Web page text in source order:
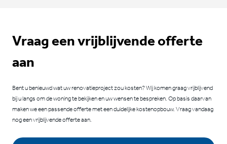
Vraag een vrijblijvende offerte
aan
Bent u benieuwd wat uw renovatieproject zou kosten? Wij komen graag vrijblijvend
bij u langs om de woning te bekijken en uw wensen te bespreken. Op basis daarvan
maken we een passende offerte met een duidelijke kostenopbouw. Vraag vandaag
nog een vrijblijvende offerte aan.